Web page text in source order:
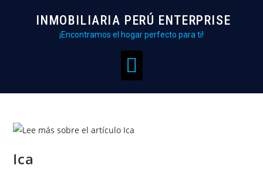
INMOBILIARIA PERÚ ENTERPRISE
¡Encontramos el hogar perfecto para ti!
Ica